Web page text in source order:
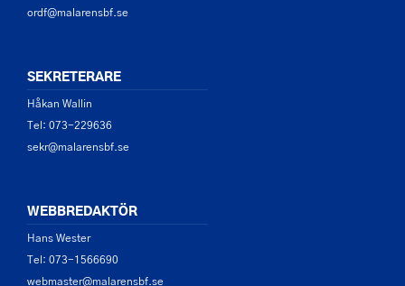
ordf@malarensbf.se
SEKRETERARE
Håkan Wallin
Tel: 073-229636
sekr@malarensbf.se
WEBBREDAKTÖR
Hans Wester
Tel: 073-1566690
webmaster@malarensbf.se